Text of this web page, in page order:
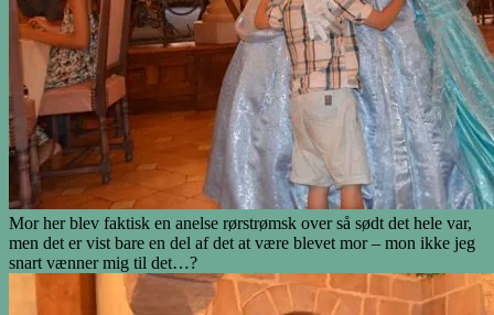
Mor her blev faktisk en anelse rørstrømsk over så sødt det hele var,
men det er vist bare en del af det at være blevet mor – mon ikke jeg
snart vænner mig til det…?